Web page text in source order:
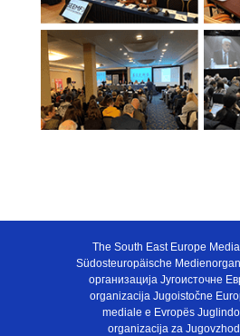
The South East Europe
Südosteuropäische
организација Југоисточне
organizacija Jugoistočne
mediale e Evropës
organizacija za